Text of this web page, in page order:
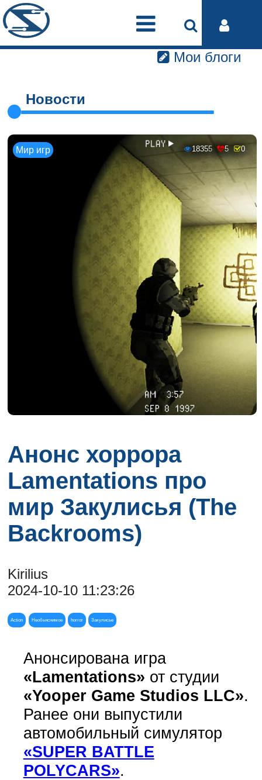
Мои блоги
Новости
Мир игр 18355 5 0
Анонс хоррора
Lamentations про
мир Закулисья (The
Backrooms)
Kirilius
2024-10-10 11:23:26
Action Необьяснимое horror Закулисье
Анонсирована игра
«Lamentations» от студии
«Yooper Game Studios LLC».
Ранее они выпустили
автомобильный симулятор
«SUPER BATTLE
POLYCARS».